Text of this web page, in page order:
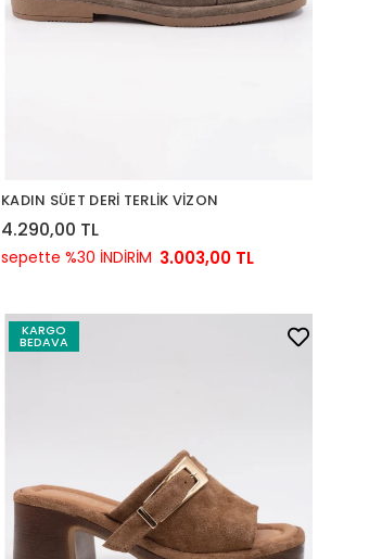
KADIN SÜET DERİ TERLİK VİZON
4.290,00 TL
sepette %30 İNDİRİM 3.003,00 TL
KARGO
BEDAVA